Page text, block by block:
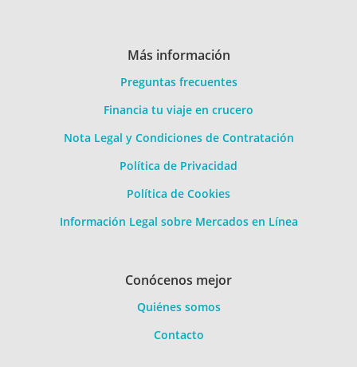
Más información
Preguntas frecuentes
Financia tu viaje en crucero
Nota Legal y Condiciones de Contratación
Política de Privacidad
Política de Cookies
Información Legal sobre Mercados en Línea
Conócenos mejor
Quiénes somos
Contacto